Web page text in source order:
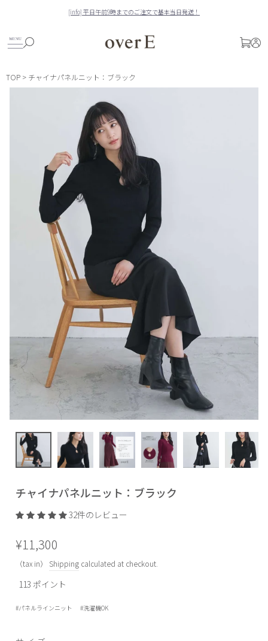
content
slideshow
[info] 平日午前9時までのご注文で基本当日発送！
SITE NAVIGATION
検索 ログ
TOP > チャイナパネルニット：ブラック
チャイナパネルニット：ブラック
32件のレビュー
Regular
price
¥11,300
（tax in） Shipping calculated at checkout.
113 ポイント
パネルラインニット 洗濯機OK